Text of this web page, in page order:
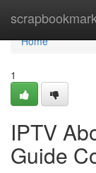
Home
Home
1
IPTV
Guide